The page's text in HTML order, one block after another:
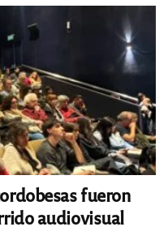
fueron
audiovisual